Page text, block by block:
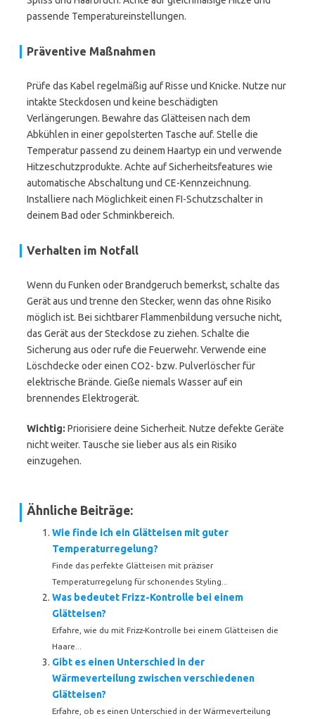
passende Temperatureinstellungen.
Präventive Maßnahmen
Prüfe das Kabel regelmäßig auf Risse und Knicke. Nutze nur
intakte Steckdosen und keine beschädigten
Verlängerungen. Bewahre das Glätteisen nach dem
Abkühlen in einer gepolsterten Tasche auf. Stelle die
Temperatur passend zu deinem Haartyp ein und verwende
Hitzeschutzprodukte. Achte auf Sicherheitsfeatures wie
automatische Abschaltung und CE-Kennzeichnung.
Installiere nach Möglichkeit einen FI-Schutzschalter in
deinem Bad oder Schminkbereich.
Verhalten im Notfall
Wenn du Funken oder Brandgeruch bemerkst, schalte das
Gerät aus und trenne den Stecker, wenn das ohne Risiko
möglich ist. Bei sichtbarer Flammenbildung versuche nicht,
das Gerät aus der Steckdose zu ziehen. Schalte die
Sicherung aus oder rufe die Feuerwehr. Verwende eine
Löschdecke oder einen CO2- bzw. Pulverlöscher für
elektrische Brände. Gieße niemals Wasser auf ein
brennendes Elektrogerät.
Wichtig: Priorisiere deine Sicherheit. Nutze defekte Geräte
nicht weiter. Tausche sie lieber aus als ein Risiko
einzugehen.
Ähnliche Beiträge:
Wie finde ich ein Glätteisen mit guter
Temperaturregelung?
Finde das perfekte Glätteisen mit präziser
Temperaturregelung für schonendes Styling...
Was bedeutet Frizz-Kontrolle bei einem
Glätteisen?
Erfahre, wie du mit Frizz-Kontrolle bei einem Glätteisen die
Haare...
Gibt es einen Unterschied in der
Wärmeverteilung zwischen verschiedenen
Glätteisen?
Erfahre, ob es einen Unterschied in der Wärmeverteilung